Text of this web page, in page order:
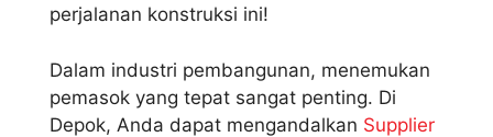
perjalanan konstruksi ini!
Dalam industri pembangunan, menemukan
pemasok yang tepat sangat penting. Di
Depok, Anda dapat mengandalkan Supplier